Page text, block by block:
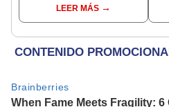
LEER MÁS